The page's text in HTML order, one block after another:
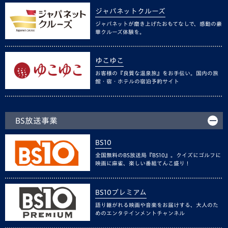
ジャパネットクルーズ
ジャパネットが磨き上げたおもてなしで、感動の豪
華クルーズ体験を。
ゆこゆこ
お客様の『良質な温泉旅』をお手伝い。国内の旅
館・宿・ホテルの宿泊予約サイト
BS放送事業
BS10
全国無料のBS放送局『BS10』。クイズにゴルフに
映画に麻雀、楽しい番組てんこ盛り！
BS10プレミアム
語り継がれる映画や音楽をお届けする、大人のた
めのエンタテインメントチャンネル